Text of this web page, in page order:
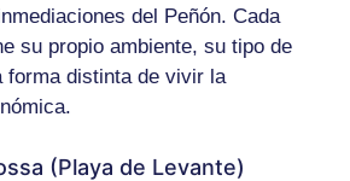
del Peñón. Cada
su propio ambiente, su tipo de
forma distinta de vivir la
(Playa de Levante)